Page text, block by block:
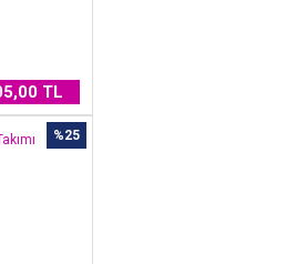
TL
%25